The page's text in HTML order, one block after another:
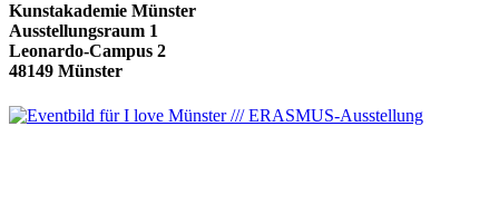
Kunstakademie Münster
Ausstellungsraum 1
Leonardo-Campus 2
48149 Münster